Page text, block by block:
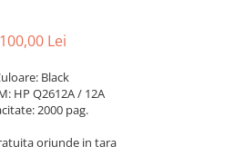
100,00 Lei
Black
HP Q2612A / 12A
2000 pag.
oriunde in tara